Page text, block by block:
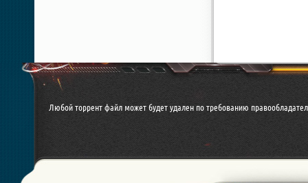
Любой торрент файл может будет удален по требованию